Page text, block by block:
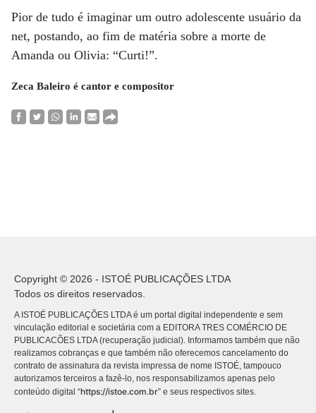
Pior de tudo é imaginar um outro adolescente usuário da
net, postando, ao fim de matéria sobre a morte de
Amanda ou Olivia: “Curti!”.
Zeca Baleiro é cantor e compositor
Copyright © 2026 - ISTOÉ PUBLICAÇÕES LTDA
Todos os direitos reservados.
A ISTOÉ PUBLICAÇÕES LTDA é um portal digital independente e sem
vinculação editorial e societária com a EDITORA TRES COMÉRCIO DE
PUBLICACÕES LTDA (recuperação judicial). Informamos também que não
realizamos cobranças e que também não oferecemos cancelamento do
contrato de assinatura da revista impressa de nome ISTOÉ, tampouco
autorizamos terceiros a fazê-lo, nos responsabilizamos apenas pelo
conteúdo digital “https://istoe.com.br” e seus respectivos sites.